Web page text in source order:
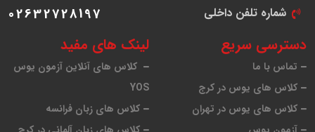
لینک های مفید
کلاس های آنلاین آزمون یوس
YOS
کلاس های زبان فرانسه
دسترسی سریع
تماس با ما
کلاس های یوس در کرج
کلاس های یوس در تهران
شماره تلفن داخلی 02632728197